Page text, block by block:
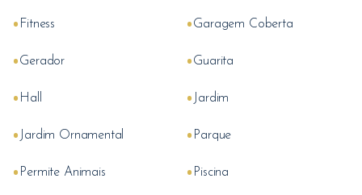
• Fitness •Garagem Coberta
•Gerador •Guarita
• Hall • Jardim
• Jardim Ornamental • Parque
• Permite Animais • Piscina